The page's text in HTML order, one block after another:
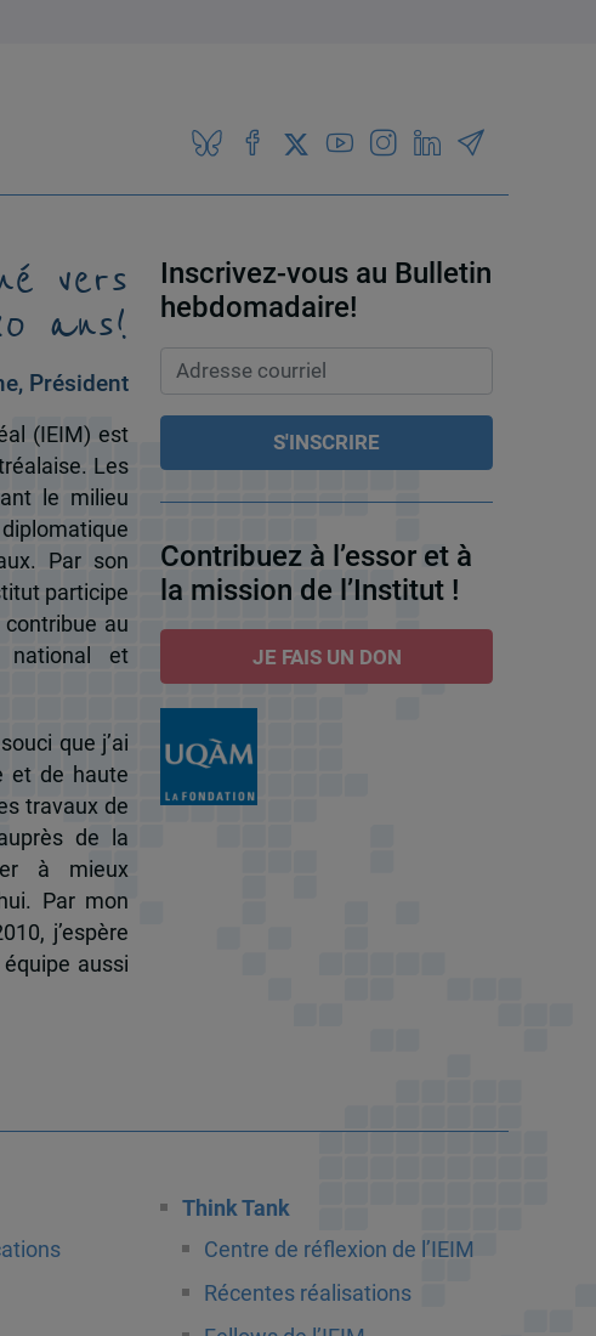
vers
ans!
Président
(IEIM) est
Les
le milieu
Par son
participe
au
national et
que j’ai
et de haute
travaux de
de la
à mieux
Par mon
j’espère
aussi
Inscrivez-vous au Bulletin
hebdomadaire!
Contribuez à l’essor et à
la mission de l’Institut !
JE FAIS UN DON
Think Tank
Centre de réflexion de l’IEIM
Récentes réalisations